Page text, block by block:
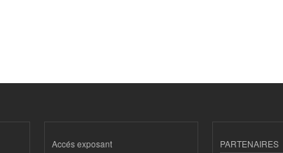
Accés exposant
PARTENAIRES